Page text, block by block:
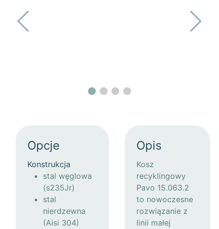
Opcje
Konstrukcja
stal węglowa
(s235Jr)
stal
nierdzewna
(Aisi 304)
Opis
Kosz
recyklingowy
Pavo 15.063.2
to nowoczesne
rozwiązanie z
linii małej